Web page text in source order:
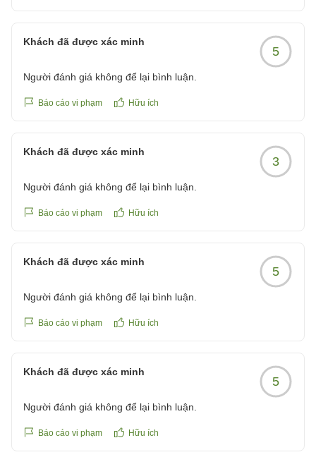
Khách đã được xác minh
5
Người đánh giá không để lại bình luận.
Báo cáo vi phạm Hữu ích
Khách đã được xác minh
3
Người đánh giá không để lại bình luận.
Báo cáo vi phạm Hữu ích
Khách đã được xác minh
5
Người đánh giá không để lại bình luận.
Báo cáo vi phạm Hữu ích
Khách đã được xác minh
5
Người đánh giá không để lại bình luận.
Báo cáo vi phạm Hữu ích